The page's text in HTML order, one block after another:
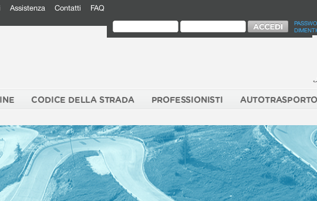
Assistenza Contatti FAQ
CODICE DELLA STRADA PROFESSIONISTI AUTOTRASPORTO